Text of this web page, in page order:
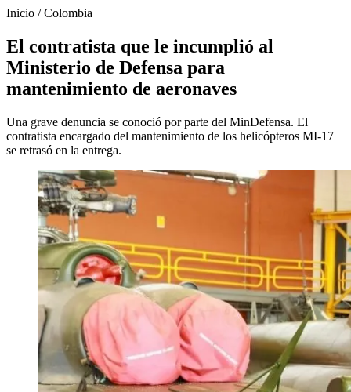
Inicio /Colombia
El contratista que le incumplió al
Ministerio de Defensa para
mantenimiento de aeronaves
Una grave denuncia se conoció por parte del MinDefensa. El
contratista encargado del mantenimiento de los helicópteros MI-17
se retrasó en la entrega.